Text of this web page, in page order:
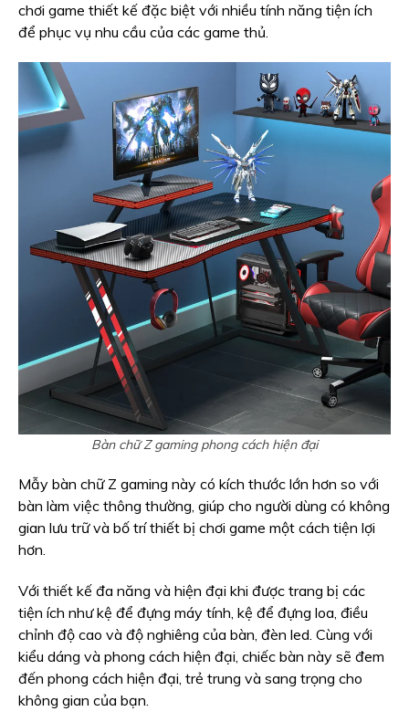
chơi game thiết kế đặc biệt với nhiều tính năng tiện ích
để phục vụ nhu cầu của các game thủ.
Bàn chữ Z gaming phong cách hiện đại
Mẫy bàn chữ Z gaming này có kích thước lớn hơn so với
bàn làm việc thông thường, giúp cho người dùng có không
gian lưu trữ và bố trí thiết bị chơi game một cách tiện lợi
hơn.
Với thiết kế đa năng và hiện đại khi được trang bị các
tiện ích như kệ để đựng máy tính, kệ để đựng loa, điều
chỉnh độ cao và độ nghiêng của bàn, đèn led. Cùng với
kiểu dáng và phong cách hiện đại, chiếc bàn này sẽ đem
đến phong cách hiện đại, trẻ trung và sang trọng cho
không gian của bạn.